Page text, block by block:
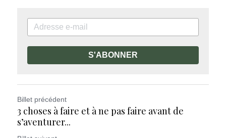
S'ABONNER
Billet précédent
3 choses à faire et à ne pas faire avant de
s’aventurer...